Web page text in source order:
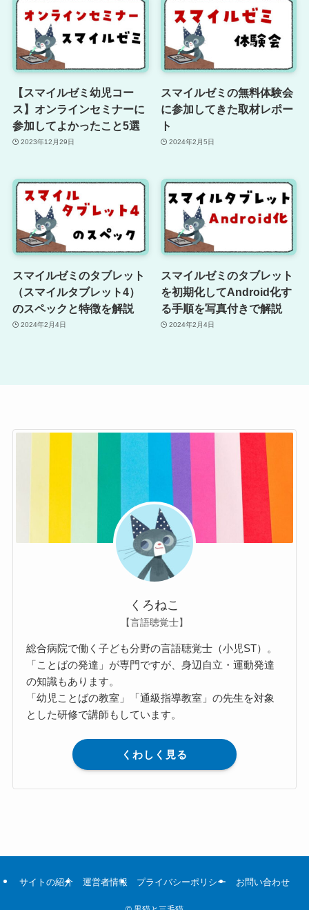
【スマイルゼミ幼児コー
ス】オンラインセミナーに
参加してよかったこと5選
2023年12月29日
スマイルゼミの無料体験会
に参加してきた取材レポー
ト
2024年2月5日
スマイルゼミのタブレット
（スマイルタブレット4）
のスペックと特徴を解説
2024年2月4日
スマイルゼミのタブレット
を初期化してAndroid化す
る手順を写真付きで解説
2024年2月4日
くろねこ
【言語聴覚士】
総合病院で働く子ども分野の言語聴覚士（小児ST）。
「ことばの発達」が専門ですが、身辺自立・運動発達
の知識もあります。
「幼児ことばの教室」「通級指導教室」の先生を対象
とした研修で講師もしています。
くわしく見る
サイトの紹介 運営者情報 プライバシーポリシー お問い合わせ